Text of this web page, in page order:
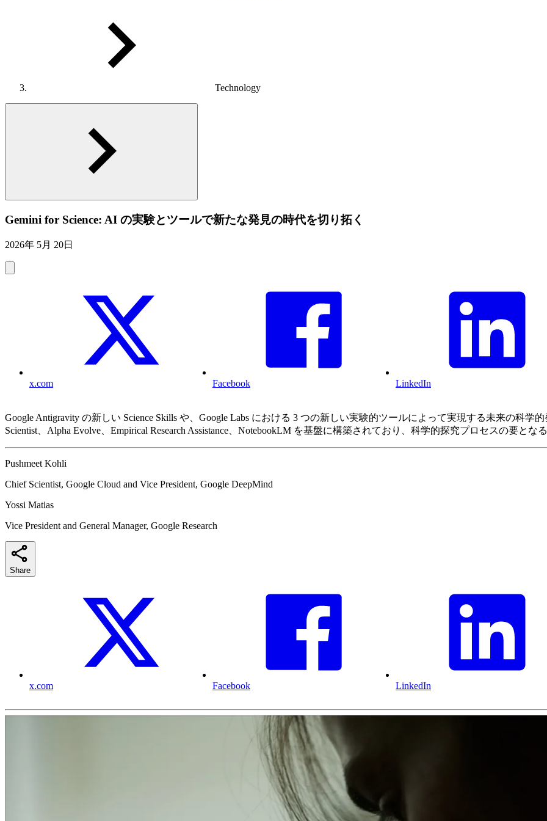
Technology
Gemini for Science: AI の実験とツールで新たな発見の時代を切り拓く
2026年 5月 20日
x.com Facebook LinkedIn
Google Antigravity の新しい Science Skills や、Google Labs における 3 つの新しい実験的ツールによって実現する未来の科
Scientist、Alpha Evolve、Empirical Research Assistance、NotebookLM を基盤に構築されており、科学的探究プロセスの要と
Pushmeet Kohli
Chief Scientist, Google Cloud and Vice President, Google DeepMind
Yossi Matias
Vice President and General Manager, Google Research
Share
x.com Facebook LinkedIn